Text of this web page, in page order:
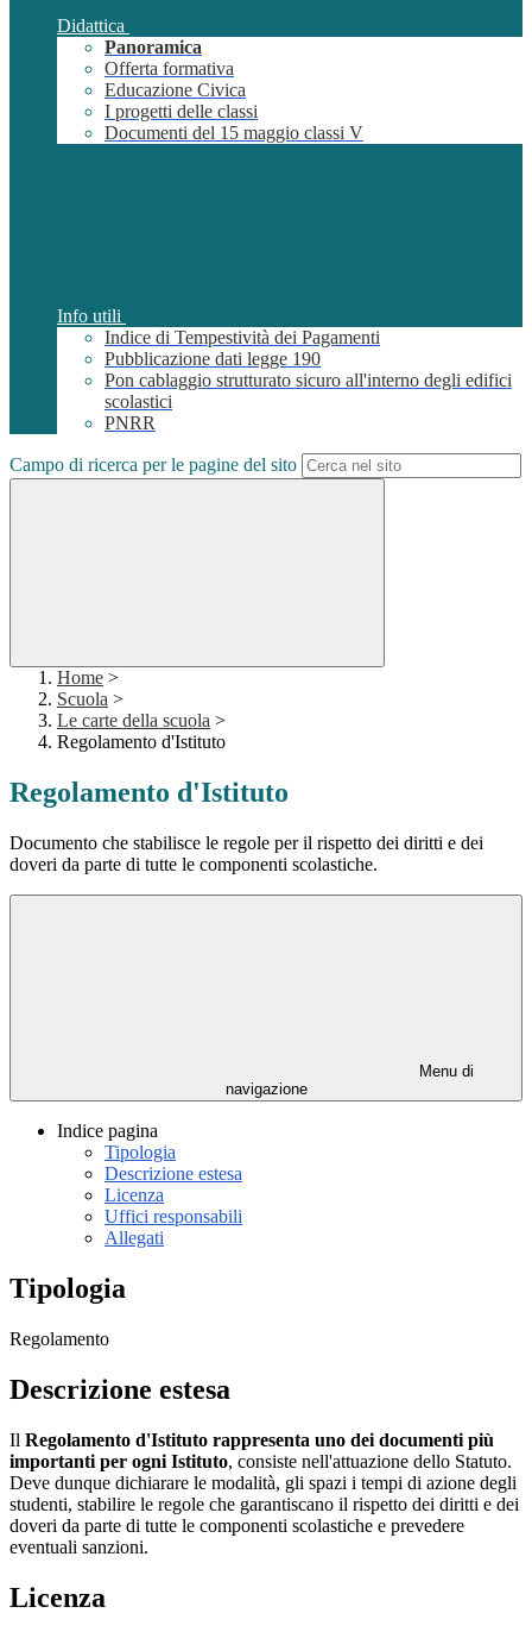
Didattica
Panoramica
Offerta formativa
Educazione Civica
I progetti delle classi
Documenti del 15 maggio classi V
Info utili
Indice di Tempestività dei Pagamenti
Pubblicazione dati legge 190
Pon cablaggio strutturato sicuro all'interno degli edifici
scolastici
PNRR
Campo di ricerca per le pagine del sito
Home >
Scuola >
Le carte della scuola >
Regolamento d'Istituto
Regolamento d'Istituto
Documento che stabilisce le regole per il rispetto dei diritti e dei
doveri da parte di tutte le componenti scolastiche.
Menu di
navigazione
Indice pagina
Tipologia
Descrizione estesa
Licenza
Uffici responsabili
Allegati
Tipologia
Regolamento
Descrizione estesa
Il Regolamento d'Istituto rappresenta uno dei documenti più
importanti per ogni Istituto, consiste nell'attuazione dello Statuto.
Deve dunque dichiarare le modalità, gli spazi i tempi di azione degli
studenti, stabilire le regole che garantiscano il rispetto dei diritti e dei
doveri da parte di tutte le componenti scolastiche e prevedere
eventuali sanzioni.
Licenza